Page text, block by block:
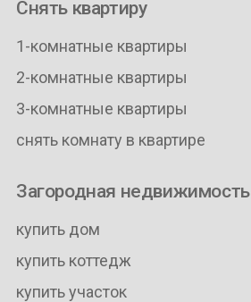
Снять квартиру
1-комнатные квартиры
2-комнатные квартиры
3-комнатные квартиры
снять комнату в квартире
Загородная недвижимость
купить дом
купить коттедж
купить участок